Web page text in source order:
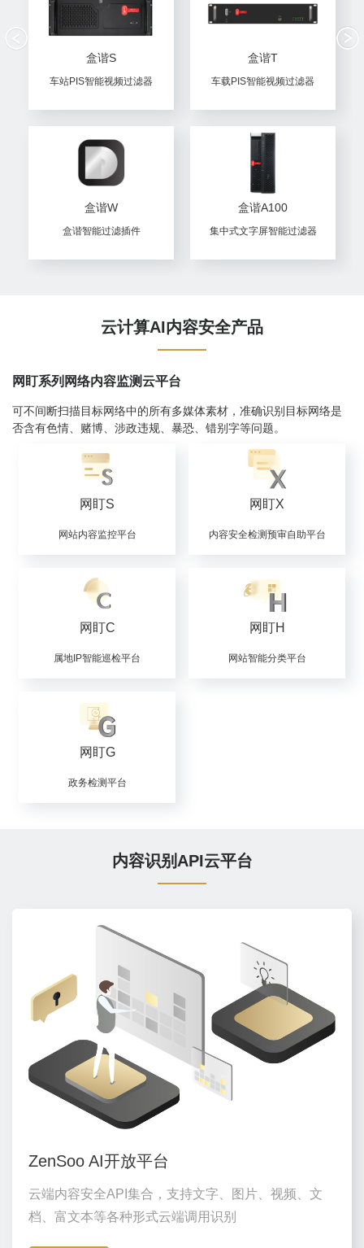
盒谐S
车站PIS智能视频过滤器
盒谐T
车载PIS智能视频过滤器
盒谐W
盒谐智能过滤插件
盒谐A100
集中式文字屏智能过滤器
云计算AI内容安全产品
网盯系列网络内容监测云平台
可不间断扫描目标网络中的所有多媒体素材，准确识别目标网络是
否含有色情、赌博、涉政违规、暴恐、错别字等问题。
网盯S
网站内容监控平台
网盯X
内容安全检测预审自助平台
网盯C
属地IP智能巡检平台
网盯H
网站智能分类平台
网盯G
政务检测平台
内容识别API云平台
ZenSoo AI开放平台
云端内容安全API集合，支持文字、图片、视频、文
档、富文本等各种形式云端调用识别